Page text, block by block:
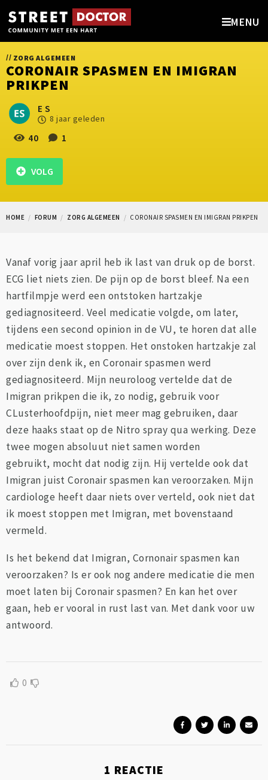
MENU
// ZORG ALGEMEEN
CORONAIR SPASMEN EN IMIGRAN
PRIKPEN
E S
8 jaar geleden
40 1
VOLG
HOME FORUM ZORG ALGEMEEN CORONAIR SPASMEN EN IMIGRAN PRIKPEN
Vanaf vorig jaar april heb ik last van druk op de borst.
ECG liet niets zien. De pijn op de borst bleef. Na een
hartfilmpje werd een ontstoken hartzakje
gediagnositeerd. Veel medicatie volgde, om later,
tijdens een second opinion in de VU, te horen dat alle
medicatie moest stoppen. Het onstoken hartzakje zal
over zijn denk ik, en Coronair spasmen werd
gediagnositeerd. Mijn neuroloog vertelde dat de
Imigran prikpen die ik, zo nodig, gebruik voor
CLusterhoofdpijn, niet meer mag gebruiken, daar
deze haaks staat op de Nitro spray qua werking. Deze
twee mogen absoluut niet samen worden
gebruikt, mocht dat nodig zijn. Hij vertelde ook dat
Imigran juist Coronair spasmen kan veroorzaken. Mijn
cardiologe heeft daar niets over verteld, ook niet dat
ik moest stoppen met Imigran, met bovenstaand
vermeld.
Is het bekend dat Imigran, Cornonair spasmen kan
veroorzaken? Is er ook nog andere medicatie die men
moet laten bij Coronair spasmen? En kan het over
gaan, heb er vooral in rust last van. Met dank voor uw
antwoord.
0
1 REACTIE